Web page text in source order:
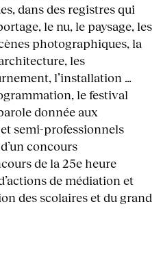
dans des registres qui
le nu, le paysage, les
photographiques, la
les
l’installation …
le festival
donnée aux
semi-professionnels
concours
de la 25e heure
de médiation et
des scolaires et du grand